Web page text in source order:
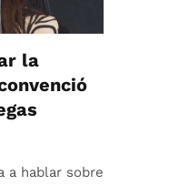
la
a hablar sobre